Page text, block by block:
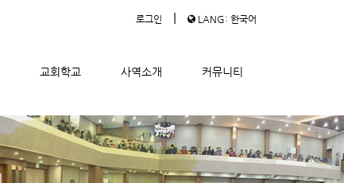
로그인 | LANG: 한국어
교회학교 사역소개 커뮤니티